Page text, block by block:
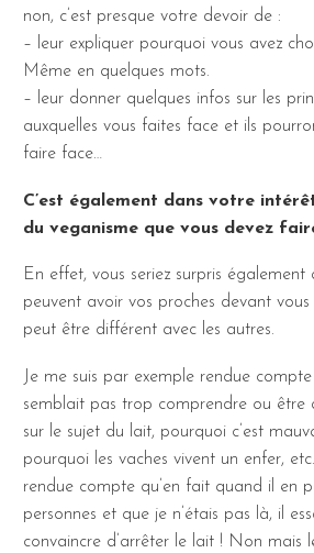
non, c’est presque votre devoir de :
– leur expliquer pourquoi vous avez
Même en quelques mots.
– leur donner quelques infos sur les
auxquelles vous faites face et ils
faire face…
C’est également dans votre
du veganisme que vous devez
En effet, vous seriez surpris également
peuvent avoir vos proches devant
peut être différent avec les autres.
Je me suis par exemple rendue
semblait pas trop comprendre ou être
sur le sujet du lait, pourquoi c’est
pourquoi les vaches vivent un enfer,
rendue compte qu’en fait quand il en
personnes et que je n’étais pas là, il
convaincre d’arrêter le lait ! Non mais